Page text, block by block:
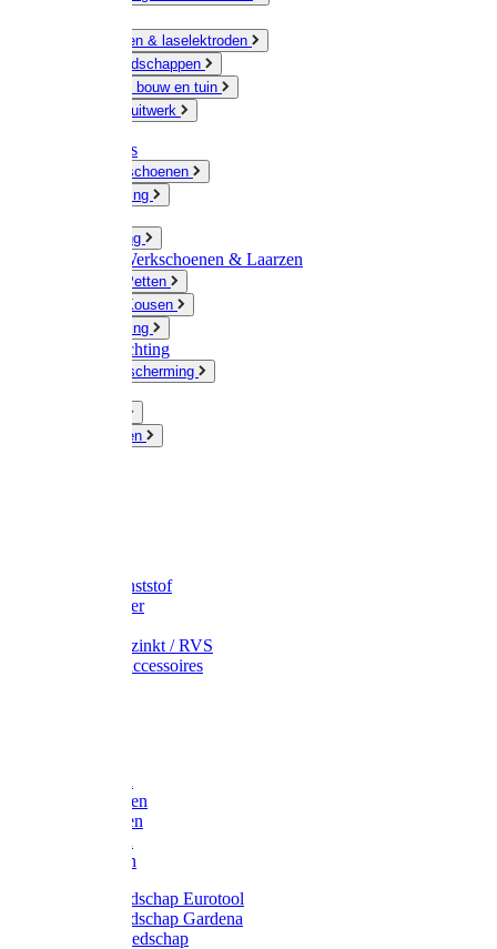
Slijpschijven & laselektroden
Handgereedschappen
IJzerwaren bouw en tuin
Hang en sluitwerk
Disposables
Werkhandschoenen
Regenkleding
Werkkleding
Wandel-/ Werkschoenen & Laarzen
Hoeden / Petten
Sokken / Kousen
Winterkleding
Winkelinrichting
Gelaatsbescherming
Knaagdieren
Emmer kunststof
Schepemmer
Emmer verzinkt / RVS
Regenton accessoires
Gazonharken
Asfaltharken
Hooiharken
Handgereedschap Eurotool
Handgereedschap Gardena
Kindergereedschap